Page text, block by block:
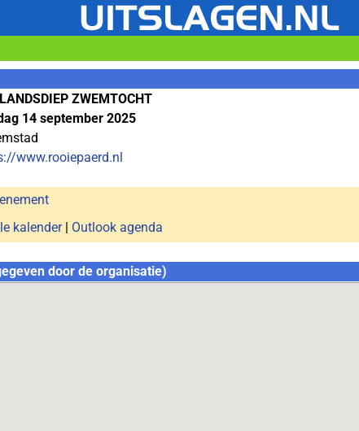
ZWEMTOCHT
14 september 2025
www.rooiepaerd.nl
kalender| Outlook agenda
door de organisatie)